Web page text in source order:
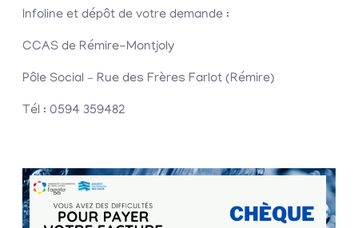
Infoline et dépôt de votre demande :
CCAS de Rémire-Montjoly
Pôle Social – Rue des Frères Farlot (Rémire)
Tél : 0594 359482